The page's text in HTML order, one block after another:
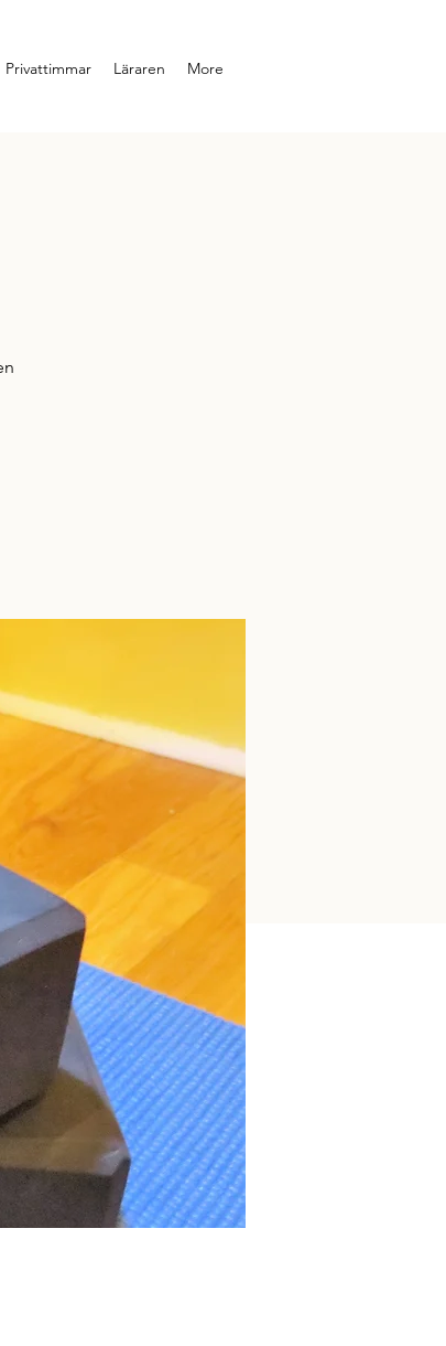
Privattimmar Läraren More